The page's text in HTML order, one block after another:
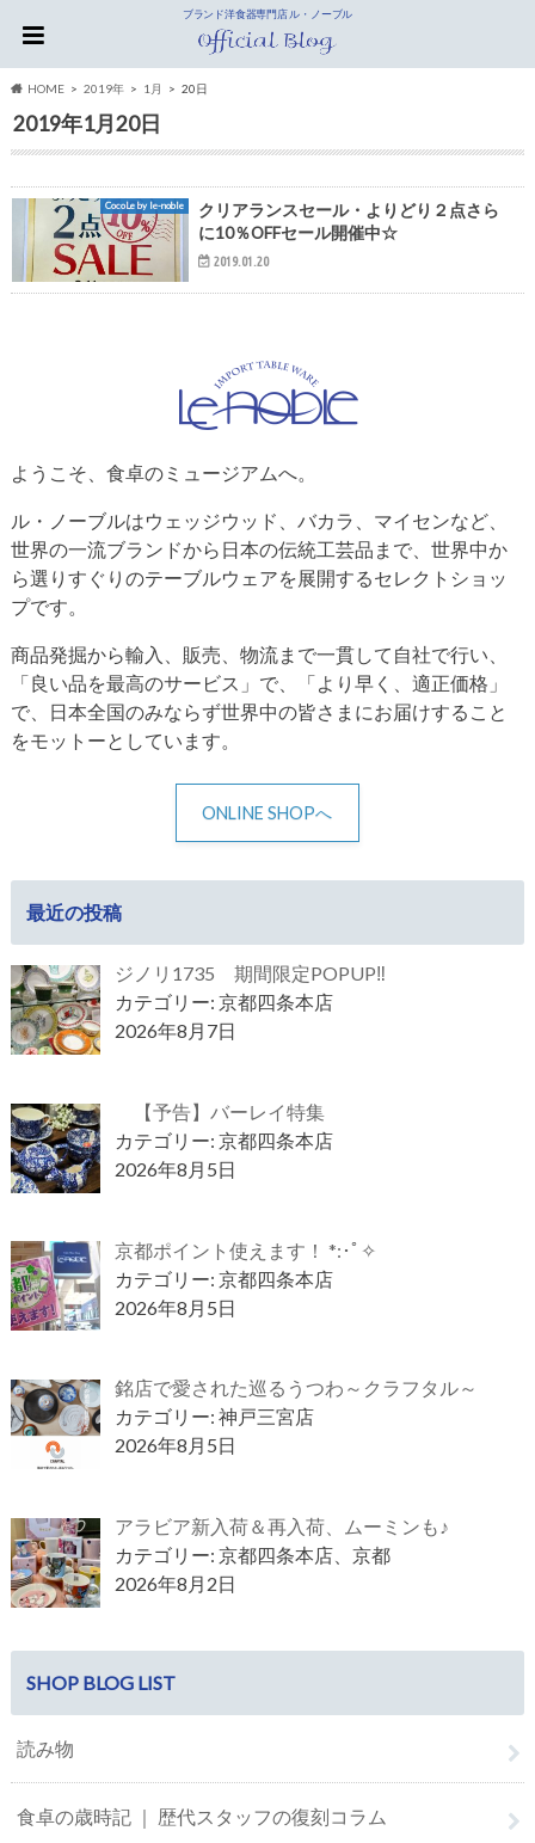
ブランド洋食器専門店 ル・ノーブル
HOME 2019年 1月 20日
2019年1月20日
CocoLe by le-noble
クリアランスセール・よりどり２点さら
に10％OFFセール開催中☆
2019.01.20
ようこそ、食卓のミュージアムへ。
ル・ノーブルはウェッジウッド、バカラ、マイセンなど、
世界の一流ブランドから日本の伝統工芸品まで、世界中か
ら選りすぐりのテーブルウェアを展開するセレクトショッ
プです。
商品発掘から輸入、販売、物流まで一貫して自社で行い、
「良い品を最高のサービス」で、「より早く、適正価格」
で、日本全国のみならず世界中の皆さまにお届けすること
をモットーとしています。
ONLINE SHOPへ
最近の投稿
ジノリ1735 期間限定POPUP‼
カテゴリー: 京都四条本店
2026年8月7日
【予告】バーレイ特集
カテゴリー: 京都四条本店
2026年8月5日
京都ポイント使えます！ *:･ﾟ✧
カテゴリー: 京都四条本店
2026年8月5日
銘店で愛された巡るうつわ～クラフタル～
カテゴリー: 神戸三宮店
2026年8月5日
アラビア新入荷＆再入荷、ムーミンも♪
カテゴリー: 京都四条本店、京都
2026年8月2日
SHOP BLOG LIST
読み物
食卓の歳時記 ｜ 歴代スタッフの復刻コラム